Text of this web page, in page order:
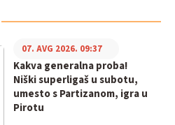
Kakva generalna proba!
Niški superligaš u subotu,
umesto s Partizanom, igra u
Pirotu
07. AVG 2026. 09:37